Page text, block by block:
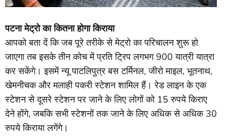
पटना मेट्रो का कितना होगा किराया
आपको बता दें कि जब पूरे तरीके से मेट्रो का परिचालन शुरू हो
जाएगा तब इसके तीन कोच में प्रति ट्रिप लगभग 900 यात्री यात्रा
कर सकेंगे। इसमें न्यू पाटलिपुत्र बस टर्मिनल, जीरो माइल, भूतनाथ,
खेमनीचक और मलाही पकरी स्टेशन शामिल हैं। रेड लाइन के एक
स्टेशन से दूसरे स्टेशन पर जाने के लिए लोगों को 15 रुपये किराए
देने होंगे, जबकि सभी स्टेशनों तक जाने के लिए अधिक से अधिक 30
रुपये किराया लगेंगे।